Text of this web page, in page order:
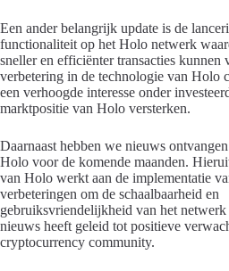
Een ander belangrijk update is de
functionaliteit op het Holo netwerk
sneller en efficiënter transacties kunnen
verbetering in de technologie van Holo
een verhoogde interesse onder
marktpositie van Holo versterken.
Daarnaast hebben we nieuws
Holo voor de komende maanden.
van Holo werkt aan de implementatie
verbeteringen om de schaalbaarheid en
gebruiksvriendelijkheid van het
nieuws heeft geleid tot positieve
cryptocurrency community.